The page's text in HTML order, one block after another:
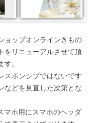
ョップオンラインきもの
をリニューアルさせて頂
。
スポンシブではないです
などを見直した次第とな
マホ用にスマホのヘッダ